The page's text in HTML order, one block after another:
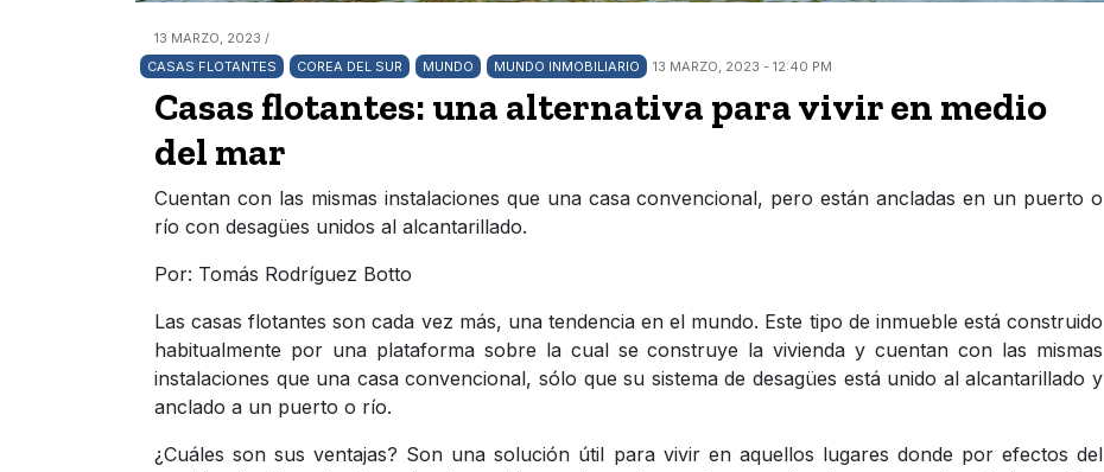
13 MARZO, 2023 /
CASAS FLOTANTES
COREA DEL SUR MUNDO MUNDO INMOBILIARIO 13 MARZO, 2023 - 12:40 PM
Casas flotantes: una alternativa para vivir en medio
del mar
Cuentan con las mismas instalaciones que una casa convencional, pero están ancladas en un puerto o
río con desagües unidos al alcantarillado.
Por: Tomás Rodríguez Botto
Las casas flotantes son cada vez más, una tendencia en el mundo. Este tipo de inmueble está construido
habitualmente por una plataforma sobre la cual se construye la vivienda y cuentan con las mismas
instalaciones que una casa convencional, sólo que su sistema de desagües está unido al alcantarillado y
anclado a un puerto o río.
¿Cuáles son sus ventajas? Son una solución útil para vivir en aquellos lugares donde por efectos del